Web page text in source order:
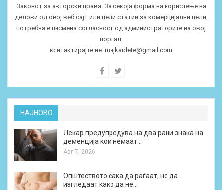
Законот за авторски права. За секоја форма на користење на
делови од овој веб сајт или цели статии за комерцијални цели,
потребна е писмена согласност од администраторите на овој
портал.
контактирајте не: majkaidete@gmail.com
НАЈНОВО
Лекар предупредува на два рани знака на
деменција кои немаат…
Авг 7, 2026
Општеството сака да раѓаат, но да
изгледаат како да не…